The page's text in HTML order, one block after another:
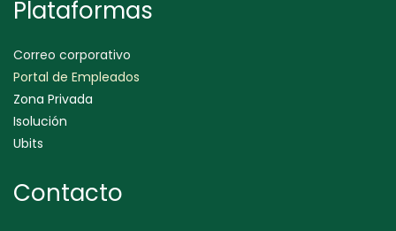
Plataformas
Correo corporativo
Portal de Empleados
Zona Privada
Isolución
Ubits
Contacto